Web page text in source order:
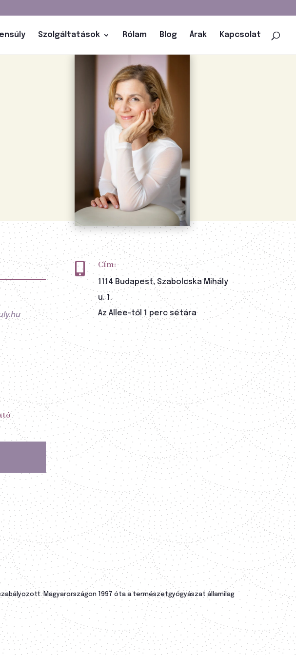
Szolgáltatások Rólam Blog Árak Kapcsolat
 Cím:
1114 Budapest, Szabolcska Mihály
u. 1.
Az Allee-től 1 perc sétára
Magyarországon 1997 óta a természetgyógyászat államilag